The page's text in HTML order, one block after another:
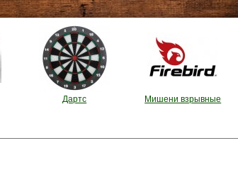
Дартс Мишени взрывные